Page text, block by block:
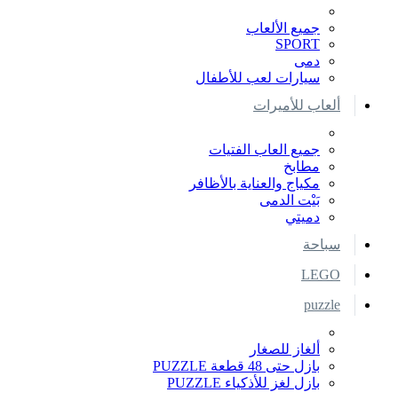
جميع الألعاب
SPORT
دمى
سيارات لعب للأطفال
ألعاب للأميرات
جميع العاب الفتيات
مطابخ
مكياج والعناية بالأظافر
بَيْت الدمى
دميتي
سباحة
LEGO
puzzle
ألغاز للصغار
بازل حتى 48 قطعة PUZZLE
بازل لغز للأذكياء PUZZLE